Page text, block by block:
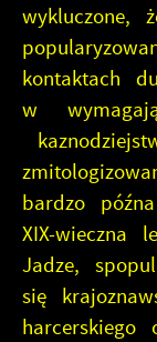
wykluczone,
kontaktach
w
bardzo
XIX-wieczna
Jadze,
się
harcerskiego